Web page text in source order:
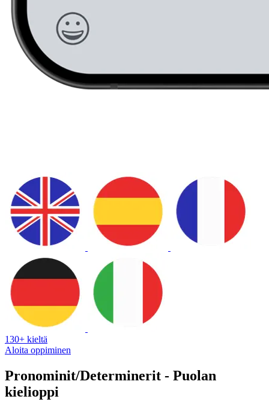
130+ kieltä
Aloita oppiminen
Pronominit/Determinerit - Puolan
kielioppi